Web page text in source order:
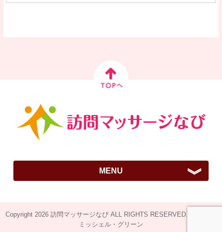
MENU
ご挨拶
訪問はりきゅうマッサージとは？
Copyright 2026 訪問マッサージなび ALL RIGHTS RESERVED.Design by
ミッシェル・グリーン